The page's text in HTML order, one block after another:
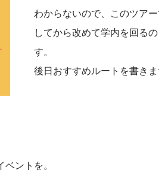
わからないので、このツア
してから改めて学内を回る
す。
後日おすすめルートを書きま
ントを。